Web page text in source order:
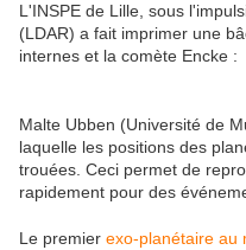
L'INSPE de Lille, sous
(LDAR) a fait imprimer une
internes et la comète Encke :
Malte Ubben (Université de
laquelle les positions des
trouées. Ceci permet de
rapidement pour des
Le premier exo-planétaire au